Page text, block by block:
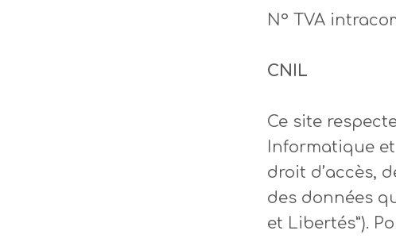
N° TVA
CNIL
Ce site
Informatique et
droit d’accès,
des données
et Libertés”).